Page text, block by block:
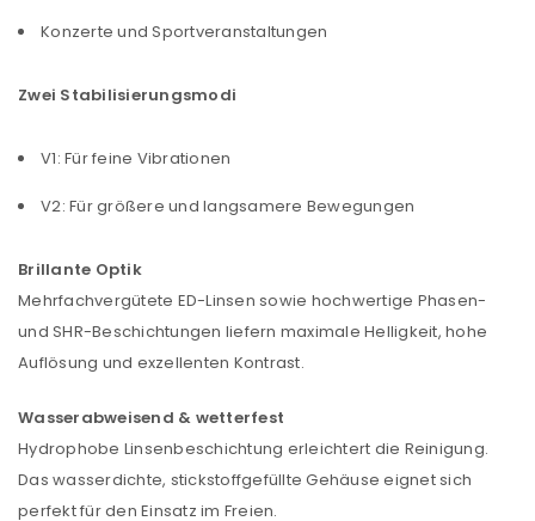
Konzerte und Sportveranstaltungen
Zwei Stabilisierungsmodi
V1: Für feine Vibrationen
V2: Für größere und langsamere Bewegungen
Brillante Optik
Mehrfachvergütete ED-Linsen sowie hochwertige Phasen-
und SHR-Beschichtungen liefern maximale Helligkeit, hohe
Auflösung und exzellenten Kontrast.
Wasserabweisend & wetterfest
Hydrophobe Linsenbeschichtung erleichtert die Reinigung.
Das wasserdichte, stickstoffgefüllte Gehäuse eignet sich
perfekt für den Einsatz im Freien.